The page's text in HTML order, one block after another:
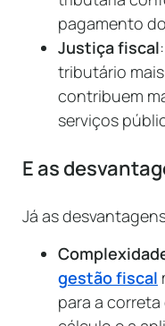
pagamento
Justiça fiscal
tributário
contribuem
serviços
E as
Já as
gestão fiscal
para a